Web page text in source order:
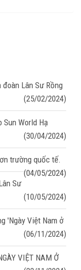
Lân Sư Rồng
(25/02/2024)
Sun World Hạ
(30/04/2024)
trường quốc tế.
(04/05/2024)
Sư
(10/05/2024)
'Ngày Việt Nam ở
(06/11/2024)
VIỆT NAM Ở